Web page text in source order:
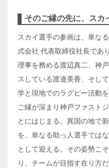
そのご縁の先に、スカ
スカイ選手の参画は、単な
式会社 代表取締役社長であ
理事を務める渡辺真二、神
スしている渡邉美香、そし
学と現地でのラグビー活動
ご縁が深まり神戸ファスト
とにはじまる。異国の地で
を、単なる助っ人選手では
として迎える。その姿勢こ
り、チームが目指す在り方だ